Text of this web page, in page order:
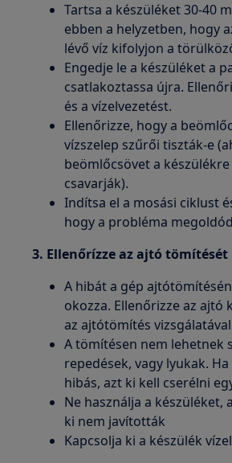
Tartsa a készüléket 30-40
ebben a helyzetben, hogy
lévő víz kifolyjon a
Engedje le a készüléket a
csatlakoztassa újra.
és a vízelvezetést.
Ellenőrizze, hogy a
vízszelep szűrői tiszták-e
beömlőcsövet a készülékre
csavarják).
Indítsa el a mosási ciklust
hogy a probléma
3. Ellenőrízze az ajtó tömítését
A hibát a gép
okozza. Ellenőrizze az ajtó
az ajtótömítés
A tömítésen nem lehetnek
repedések, vagy lyukak.
hibás, azt ki kell cserélni
Ne használja a készüléket,
ki nem javították
Kapcsolja ki a készülék